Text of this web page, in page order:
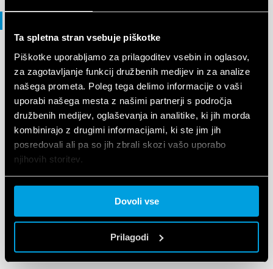
Ta spletna stran vsebuje piškotke
Piškotke uporabljamo za prilagoditev vsebin in oglasov,
za zagotavljanje funkcij družbenih medijev in za analize
našega prometa. Poleg tega delimo informacije o vaši
uporabi našega mesta z našimi partnerji s področja
družbenih medijev, oglaševanja in analitike, ki jih morda
kombinirajo z drugimi informacijami, ki ste jim jih
posredovali ali pa so jih zbrali skozi vašo uporabo
njihovih storitev.
Cookie policy.
Dovoli vse
Prilagodi
VODNIK ZA IZBIRO
Selection Guide - Smart Home
EN|6 MB| .PDF
VODNIK ZA IZBIRO